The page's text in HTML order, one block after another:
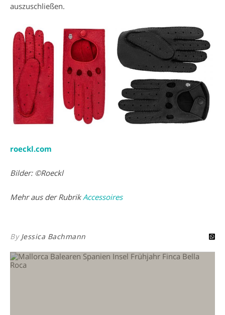
auszuschließen.
roeckl.com
Bilder: ©Roeckl
Mehr aus der RubrikAccessoires
By Jessica Bachmann